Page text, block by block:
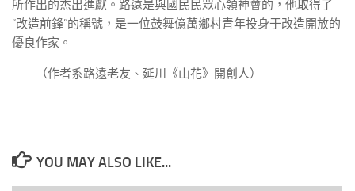
所作出的杰出進獻。路遠是與國民民眾心領神會的，他取得了
“改造前鋒”的稱號，是一位鼓舞億萬鄉村青年投身于改造開放的
優良作家。
（作者系路遠老友、延川《山花》開創人）
YOU MAY ALSO LIKE...